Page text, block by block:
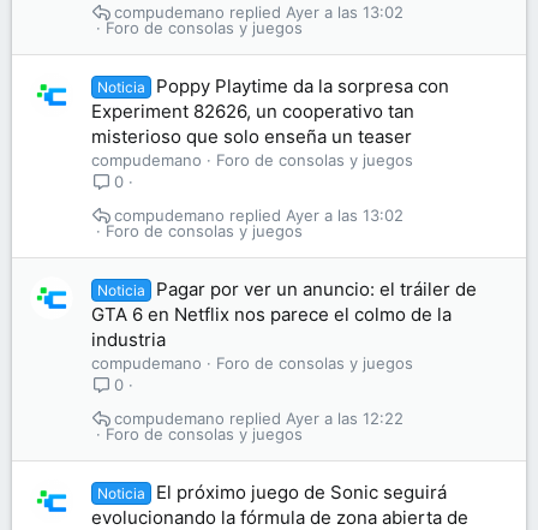
Foro de consolas y juegos
Ayer a las 13:02
compudemano
Noticia
Poppy Playtime da la sorpresa con
Experiment 82626, un cooperativo tan
misterioso que solo enseña un teaser
compudemano
Foro de consolas y juegos
0
Foro de consolas y juegos
Ayer a las 13:02
compudemano
Noticia
Pagar por ver un anuncio: el tráiler de
GTA 6 en Netflix nos parece el colmo de la
industria
compudemano
Foro de consolas y juegos
0
Foro de consolas y juegos
Ayer a las 12:22
compudemano
Noticia
El próximo juego de Sonic seguirá
evolucionando la fórmula de zona abierta de